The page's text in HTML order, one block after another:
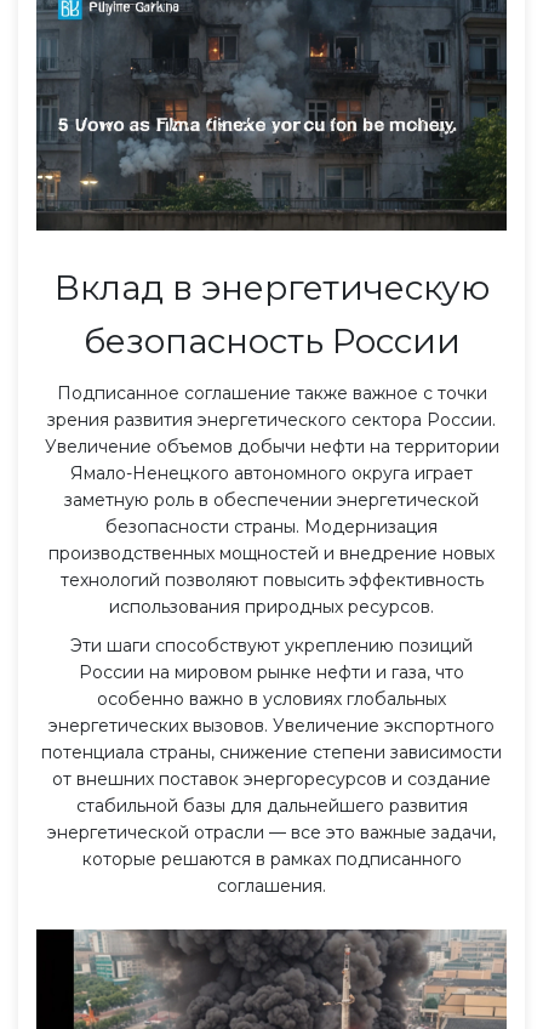
Вклад в энергетическую
безопасность России
Подписанное соглашение также важное с точки
зрения развития энергетического сектора России.
Увеличение объемов добычи нефти на территории
Ямало-Ненецкого автономного округа играет
заметную роль в обеспечении энергетической
безопасности страны. Модернизация
производственных мощностей и внедрение новых
технологий позволяют повысить эффективность
использования природных ресурсов.
Эти шаги способствуют укреплению позиций
России на мировом рынке нефти и газа, что
особенно важно в условиях глобальных
энергетических вызовов. Увеличение экспортного
потенциала страны, снижение степени зависимости
от внешних поставок энергоресурсов и создание
стабильной базы для дальнейшего развития
энергетической отрасли — все это важные задачи,
которые решаются в рамках подписанного
соглашения.